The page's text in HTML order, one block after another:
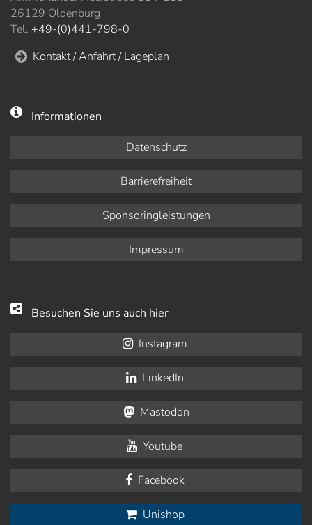
26129 Oldenburg
Tel. +49-(0)441-798-0
Kontakt / Anfahrt / Lageplan
Informationen
Datenschutz
Barrierefreiheit
Sponsoringleistungen
Impressum
Besuchen Sie uns auch hier
Instagram
LinkedIn
Mastodon
Youtube
Facebook
Unishop